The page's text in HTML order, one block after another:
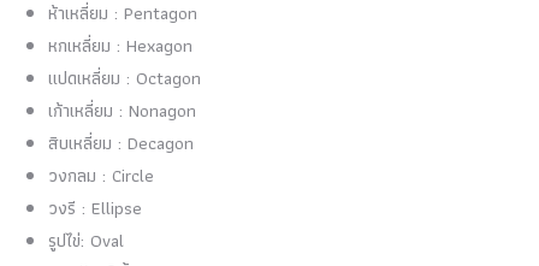
ห้าเหลี่ยม : Pentagon
หกเหลี่ยม : Hexagon
แปดเหลี่ยม : Octagon
เก้าเหลี่ยม : Nonagon
สิบเหลี่ยม : Decagon
วงกลม : Circle
วงรี : Ellipse
รูปไข่: Oval